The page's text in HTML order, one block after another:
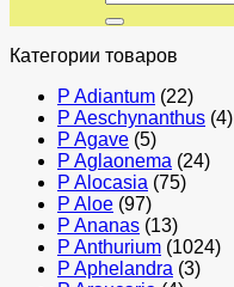
Категории товаров
P Adiantum (22)
P Aeschynanthus (4)
P Agave (5)
P Aglaonema (24)
P Alocasia (75)
P Aloe (97)
P Ananas (13)
P Anthurium (1024)
P Aphelandra (3)